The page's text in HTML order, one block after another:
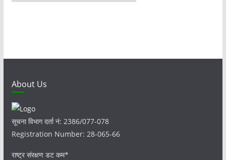
r
s
About Us
सूचना विभाग दर्ता नं: 2386/077-078
Registration Number: 28-065-66
राष्ट्र संरक्षण डट कम*